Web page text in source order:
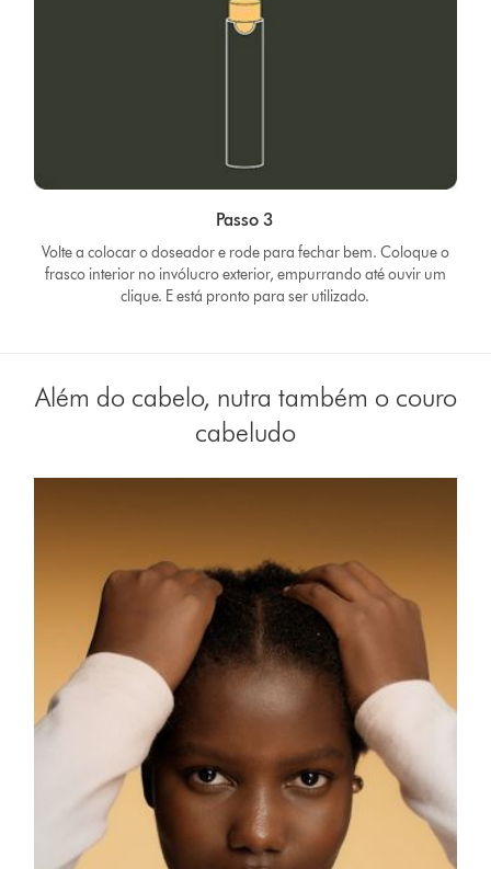
Passo 3
Volte a colocar o doseador e rode para fechar bem. Coloque o
frasco interior no invólucro exterior, empurrando até ouvir um
clique. E está pronto para ser utilizado.
Além do cabelo, nutra também o couro
cabeludo